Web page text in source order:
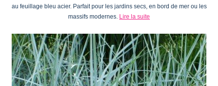
au feuillage bleu acier. Parfait pour les jardins secs, en bord de mer ou les
massifs modernes. Lire la suite